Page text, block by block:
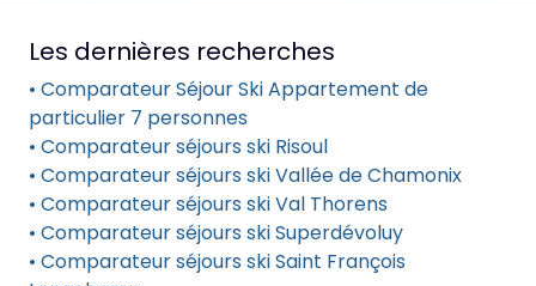
Les dernières recherches
• Comparateur Séjour Ski Appartement de
particulier 7 personnes
• Comparateur séjours ski Risoul
• Comparateur séjours ski Vallée de Chamonix
• Comparateur séjours ski Val Thorens
• Comparateur séjours ski Superdévoluy
• Comparateur séjours ski Saint François